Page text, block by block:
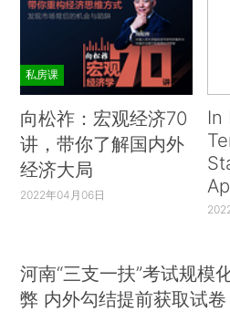
私房课
向松祚：宏观经济70
讲，带你了解国内外
经济大局
2022年04月06日
In
河南“三支一扶”考试规模
弊 内外勾结提前获取试卷